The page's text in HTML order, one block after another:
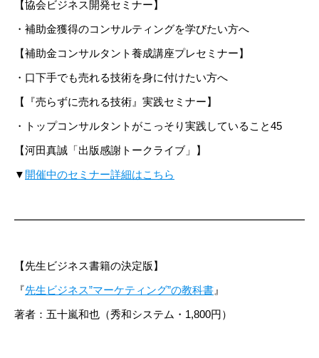
【協会ビジネス開発セミナー】
・補助金獲得のコンサルティングを学びたい方へ
【補助金コンサルタント養成講座プレセミナー】
・口下手でも売れる技術を身に付けたい方へ
【『売らずに売れる技術』実践セミナー】
・トップコンサルタントがこっそり実践していること45
【河田真誠「出版感謝トークライブ」】
▼ 開催中のセミナー詳細はこちら
【先生ビジネス書籍の決定版】
『先生ビジネス”マーケティング”の教科書 』
著者：五十嵐和也（秀和システム・1,800円）